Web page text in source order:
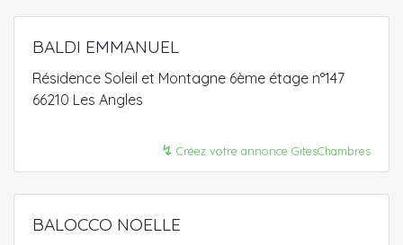
BALDI EMMANUEL
Résidence Soleil et Montagne 6ème étage n°147
66210 Les Angles
↯ Créez votre annonce GitesChambres
BALOCCO NOELLE